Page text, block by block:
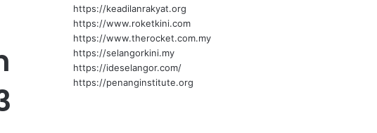
https://keadilanrakyat.org
https://www.roketkini.com
https://www.therocket.com.my
https://selangorkini.my
https://ideselangor.com/
https://penanginstitute.org